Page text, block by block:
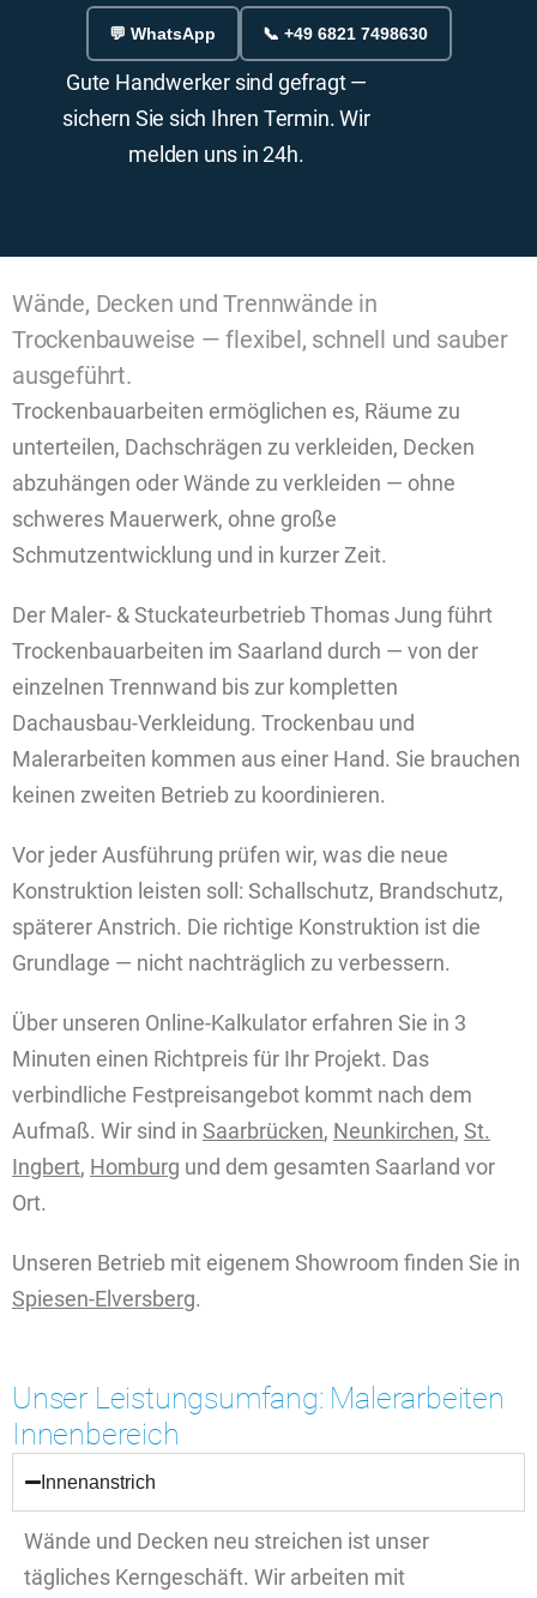
💬 WhatsApp 📞 +49 6821 7498630
Gute Handwerker sind gefragt —
sichern Sie sich Ihren Termin. Wir
melden uns in 24h.
Wände, Decken und Trennwände in
Trockenbauweise — flexibel, schnell und sauber
ausgeführt.
Trockenbauarbeiten ermöglichen es, Räume zu
unterteilen, Dachschrägen zu verkleiden, Decken
abzuhängen oder Wände zu verkleiden — ohne
schweres Mauerwerk, ohne große
Schmutzentwicklung und in kurzer Zeit.
Der Maler- & Stuckateurbetrieb Thomas Jung führt
Trockenbauarbeiten im Saarland durch — von der
einzelnen Trennwand bis zur kompletten
Dachausbau-Verkleidung. Trockenbau und
Malerarbeiten kommen aus einer Hand. Sie brauchen
keinen zweiten Betrieb zu koordinieren.
Vor jeder Ausführung prüfen wir, was die neue
Konstruktion leisten soll: Schallschutz, Brandschutz,
späterer Anstrich. Die richtige Konstruktion ist die
Grundlage — nicht nachträglich zu verbessern.
Über unseren Online-Kalkulator erfahren Sie in 3
Minuten einen Richtpreis für Ihr Projekt. Das
verbindliche Festpreisangebot kommt nach dem
Aufmaß. Wir sind in Saarbrücken, Neunkirchen, St.
Ingbert, Homburg und dem gesamten Saarland vor
Ort.
Unseren Betrieb mit eigenem Showroom finden Sie in
Spiesen-Elversberg.
Unser Leistungsumfang: Malerarbeiten
Innenbereich
Innenanstrich
Wände und Decken neu streichen ist unser
tägliches Kerngeschäft. Wir arbeiten mit